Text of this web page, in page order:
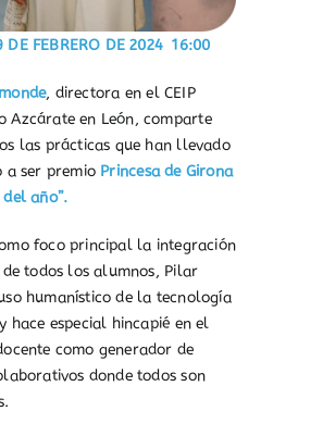
DE FEBRERO DE 2024 16:00
, directora en el CEIP
Azcárate en León, comparte
las prácticas que han llevado
a ser premio Princesa de Girona
año”.
foco principal la integración
todos los alumnos, Pilar
humanístico de la tecnología
hace especial hincapié en el
como generador de
donde todos son